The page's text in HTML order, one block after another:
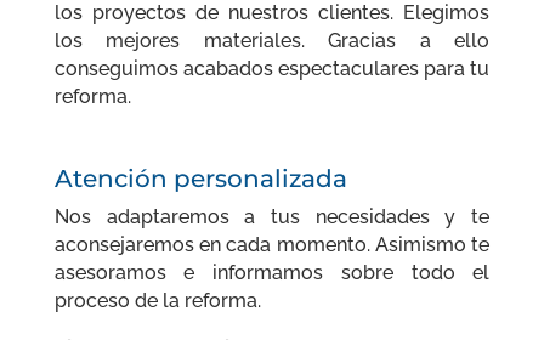
los proyectos de nuestros clientes. Elegimos
los mejores materiales. Gracias a ello
conseguimos acabados espectaculares para tu
reforma.
Atención personalizada
Nos adaptaremos a tus necesidades y te
aconsejaremos en cada momento. Asimismo te
asesoramos e informamos sobre todo el
proceso de la reforma.